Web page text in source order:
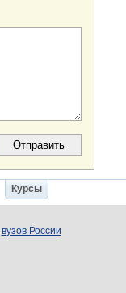
Курсы
вузов России